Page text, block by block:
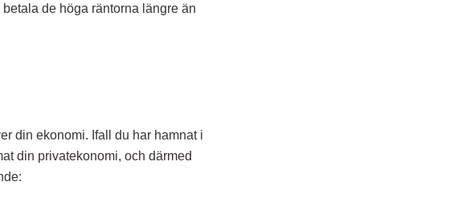
de höga räntorna längre än
din ekonomi. Ifall du har hamnat i
din privatekonomi, och därmed